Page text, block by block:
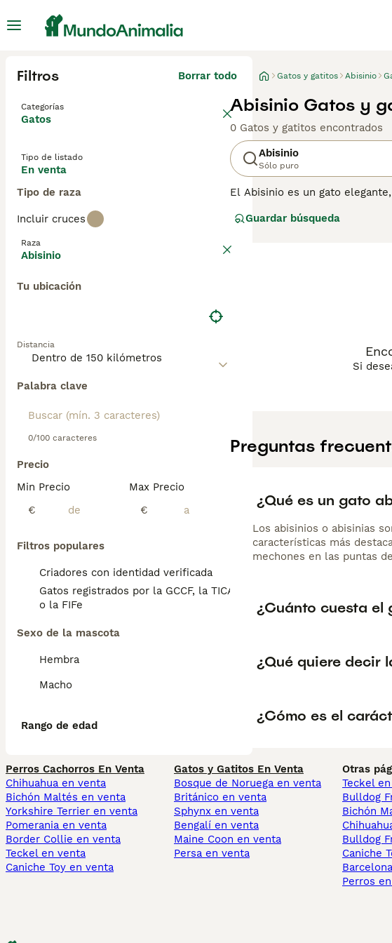
Filtros Borrar todo
Categorías
Gatos
Tipo de listado
En venta
Tipo de raza
Incluir cruces
Raza
Abisinio
Tu ubicación
Distancia
Palabra clave
0/100 caracteres
Precio
Min Precio
€
Max Precio
€
Filtros populares
Criadores con identidad verificada
Gatos registrados por la GCCF, la TICA
o la FIFe
Sexo de la mascota
Hembra
Macho
Rango de edad
Gatos y gatitos Abisinio
Abisinio Gatos y
0 Gatos y gatitos encontrados
Abisinio
Sólo puro
El Abisinio es un gato
sido una de las más razas
Guardar búsqueda
Si
Preguntas
¿Qué es un gato
Los abisinios o abisinias
características más
mechones en las puntas
¿Cuánto cuesta el
¿Qué quiere decir
¿Cómo es el
Perros Cachorros En Venta
Chihuahua en venta
Bichón Maltés en venta
Yorkshire Terrier en venta
Pomerania en venta
Border Collie en venta
Teckel en venta
Caniche Toy en venta
Gatos y Gatitos En Venta
Bosque de Noruega en venta
Británico en venta
Sphynx en venta
Bengalí en venta
Maine Coon en venta
Persa en venta
Otras
Teckel
Bulldog
Bichón
Bulldog
Caniche
Barcelona
Perros